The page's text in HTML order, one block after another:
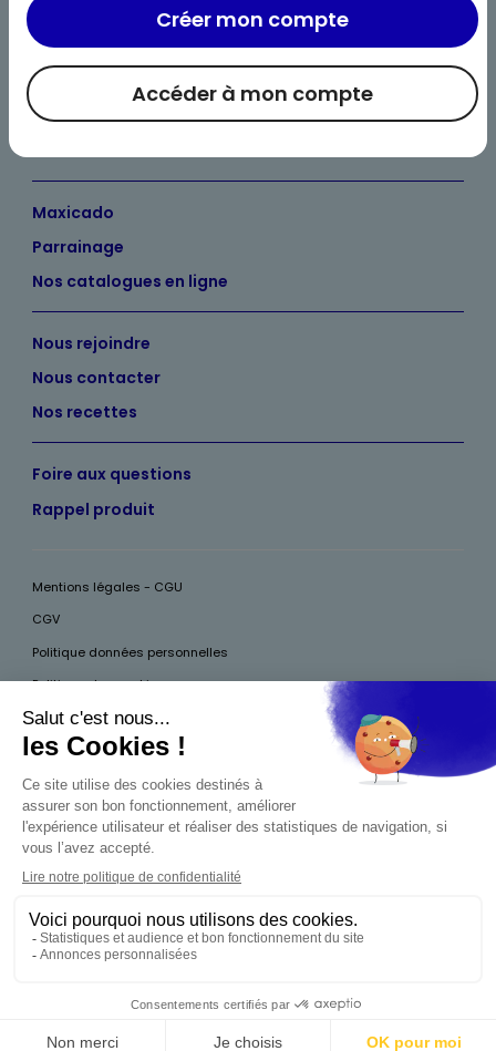
0,00 €
Produit indisponible
Bienvenue chez Maximo
Nos engagements
Maxicado
Parrainage
Nos catalogues en ligne
Nous rejoindre
Nous contacter
Nos recettes
Foire aux questions
Rappel produit
Mentions légales - CGU
CGV
Politique données personnelles
Politique des cookies
Accessibilité
Pour votre santé, mangez au moins cinq fruits et légumes par jour, plus
d’infos surwww.mangerbouger.fr
aux mineurs de moins de 18 ans
La preuve de majorité de l'acheteur est exigée au
moment de la vente en ligne. CODE DE LA SANTÉ
Accéder à mon compte
Créer mon compte